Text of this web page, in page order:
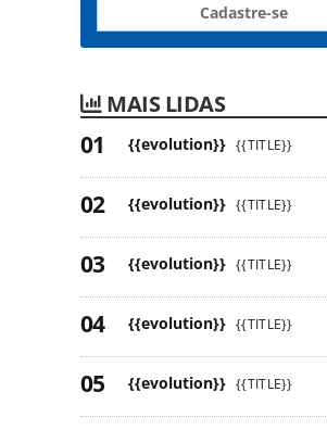
Cadastre-se
MAIS LIDAS
{{evolution}} {{TITLE}}
{{evolution}} {{TITLE}}
{{evolution}} {{TITLE}}
{{evolution}} {{TITLE}}
{{evolution}} {{TITLE}}